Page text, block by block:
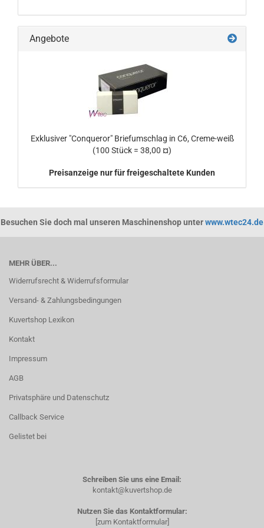
Angebote
Exklusiver "Conqueror" Briefumschlag in C6, Creme-weiß
(100 Stück = 38,00 ¤)
Preisanzeige nur für freigeschaltete Kunden
Besuchen Sie doch mal unseren Maschinenshop unterwww.wtec24.de
MEHR ÜBER...
Widerrufsrecht & Widerrufsformular
Versand- & Zahlungsbedingungen
Kuvertshop Lexikon
Kontakt
Impressum
AGB
Privatsphäre und Datenschutz
Callback Service
Gelistet bei
Schreiben Sie uns eine Email:
kontakt@kuvertshop.de
Nutzen Sie das Kontaktformular:
[zum Kontaktformular]